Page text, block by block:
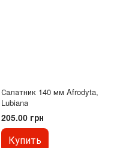
Салатник 140 мм Afrodyta,
Lubiana
205.00 грн
Купить